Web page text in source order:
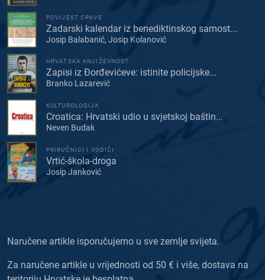
POVIJEST CRKVE
Zadarski kalendar iz benediktinskog samost...
Josip Balabanić, Josip Kolanović
HRVATSKA KNJIŽEVNOST
Zapisi iz Đorđevićeve: istinite policijske...
Branko Lazarević
KULTUROLOGIJA
Croatica: Hrvatski udio u svjetskoj baštin...
Neven Budak
PRIRUČNICI I VODIČI
Vrtić-škola-droga
Josip Janković
Naručene artikle isporučujemo u sve zemlje svijeta.
Za naručene artikle u vrijednosti od 50 € i više, dostava na